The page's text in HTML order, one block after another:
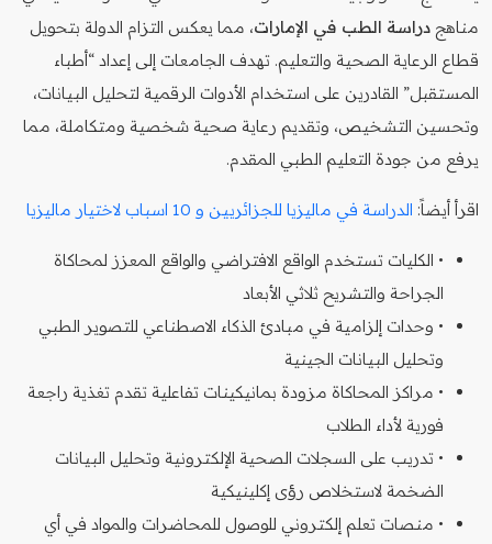
مناهج دراسة الطب في الإمارات، مما يعكس التزام الدولة بتحويل
قطاع الرعاية الصحية والتعليم. تهدف الجامعات إلى إعداد “أطباء
المستقبل” القادرين على استخدام الأدوات الرقمية لتحليل البيانات،
وتحسين التشخيص، وتقديم رعاية صحية شخصية ومتكاملة، مما
يرفع من جودة التعليم الطبي المقدم.
اقرأ أيضاً: الدراسة في ماليزيا للجزائريين و 10 اسباب لاختيار ماليزيا
• الكليات تستخدم الواقع الافتراضي والواقع المعزز لمحاكاة
الجراحة والتشريح ثلاثي الأبعاد
• وحدات إلزامية في مبادئ الذكاء الاصطناعي للتصوير الطبي
وتحليل البيانات الجينية
• مراكز المحاكاة مزودة بمانيكينات تفاعلية تقدم تغذية راجعة
فورية لأداء الطلاب
• تدريب على السجلات الصحية الإلكترونية وتحليل البيانات
الضخمة لاستخلاص رؤى إكلينيكية
• منصات تعلم إلكتروني للوصول للمحاضرات والمواد في أي